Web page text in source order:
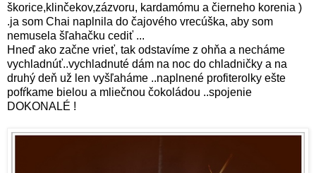
škorice,klinčekov,zázvoru, kardamómu a čierneho korenia )
.ja som Chai naplnila do čajového vrecúška, aby som
nemusela šľahačku cediť ...
Hneď ako začne vrieť, tak odstavíme z ohňa a necháme
vychladnúť..vychladnuté dám na noc do chladničky a na
druhý deň už len vyšľaháme ..naplnené profiterolky ešte
pofŕkame bielou a mliečnou čokoládou ..spojenie
DOKONALÉ !